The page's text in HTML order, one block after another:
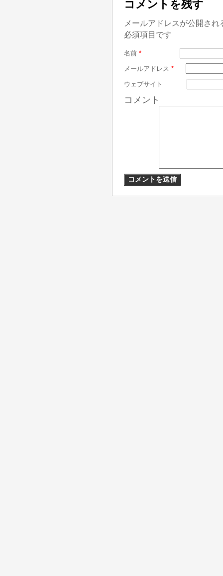
コメントを残す
メールアドレスが公開さ
必須項目です
名前 *
メールアドレス *
ウェブサイト
コメント